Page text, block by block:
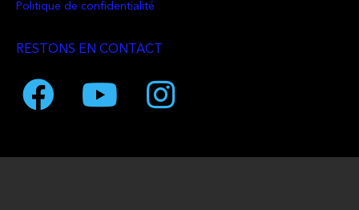
Politique de confidentialité
RESTONS EN CONTACT